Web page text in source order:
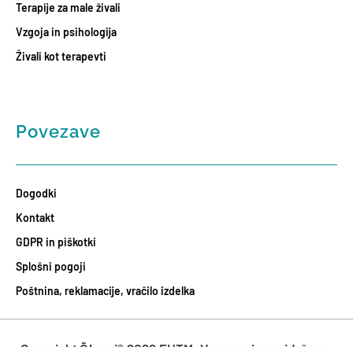
Terapije za male živali
Vzgoja in psihologija
Živali kot terapevti
Povezave
Dogodki
Kontakt
GDPR in piškotki
Splošni pogoji
Poštnina, reklamacije, vračilo izdelka